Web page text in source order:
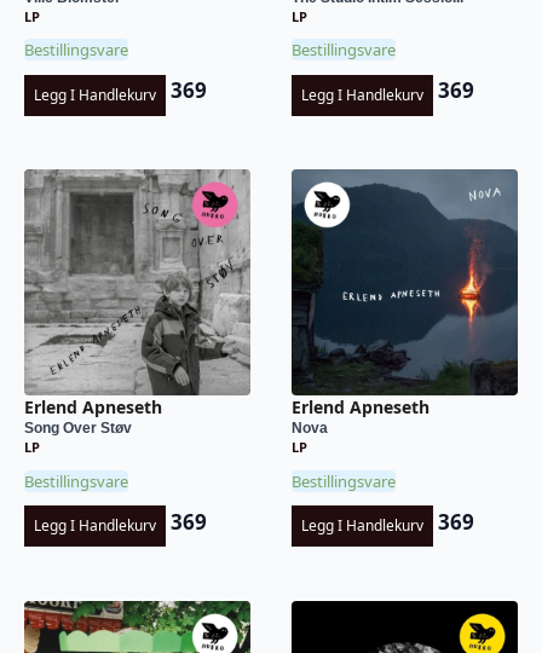
LP
Bestillingsvare
Legg I Handlekurv 369
LP
Bestillingsvare
Legg I Handlekurv 369
Erlend Apneseth
Song Over Støv
LP
Bestillingsvare
Legg I Handlekurv 369
Erlend Apneseth
Nova
LP
Bestillingsvare
Legg I Handlekurv 369